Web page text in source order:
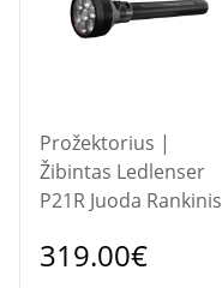
Prožektorius |
Žibintas Ledlenser
P21R Juoda Rankinis
319.00€